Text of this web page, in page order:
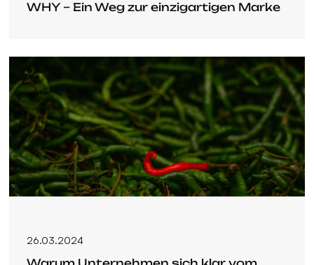
WHY – Ein Weg zur einzigartigen Marke
26.03.2024